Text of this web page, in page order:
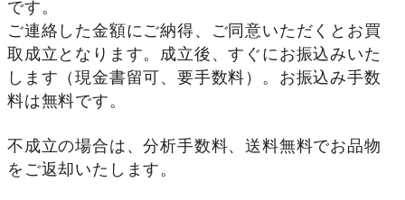
です。
ご連絡した金額にご納得、ご同意いただくとお買
取成立となります。成立後、すぐにお振込みいた
します（現金書留可、要手数料）。お振込み手数
料は無料です。
不成立の場合は、分析手数料、送料無料でお品物
をご返却いたします。